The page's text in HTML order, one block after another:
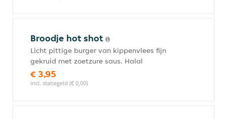
Broodje hot shot
Licht pittige burger van kippenvlees fijn
gekruid met zoetzure saus. Halal
€ 3,95
incl. statiegeld (€ 0,00)